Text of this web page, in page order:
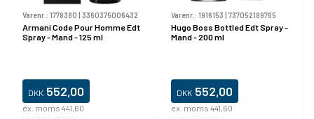
Varenr.: 1778380 | 3360375006432
Armani Code Pour Homme Edt
Spray - Mand - 125 ml
DKK 552,00
ex. moms 441,60
Varenr.: 1916153 | 737052189765
Hugo Boss Bottled Edt Spray -
Mand - 200 ml
DKK 552,00
ex. moms 441,60